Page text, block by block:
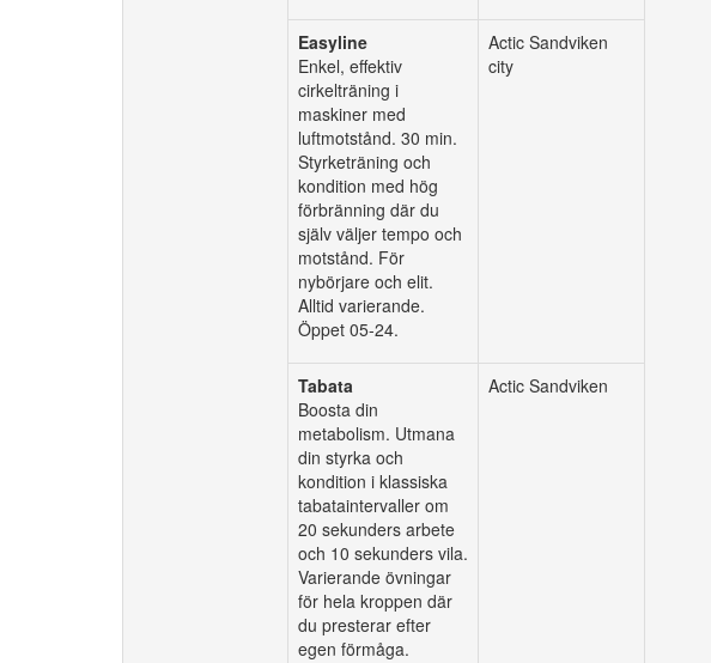
Easyline
Enkel, effektiv
cirkelträning i
maskiner med
luftmotstånd. 30 min.
Styrketräning och
kondition med hög
förbränning där du
själv väljer tempo och
motstånd. För
nybörjare och elit.
Alltid varierande.
Öppet 05-24.
Actic Sandviken
city
Tabata
Boosta din
metabolism. Utmana
din styrka och
kondition i klassiska
tabataintervaller om
20 sekunders arbete
och 10 sekunders vila.
Varierande övningar
för hela kroppen där
du presterar efter
egen förmåga.
Actic Sandviken